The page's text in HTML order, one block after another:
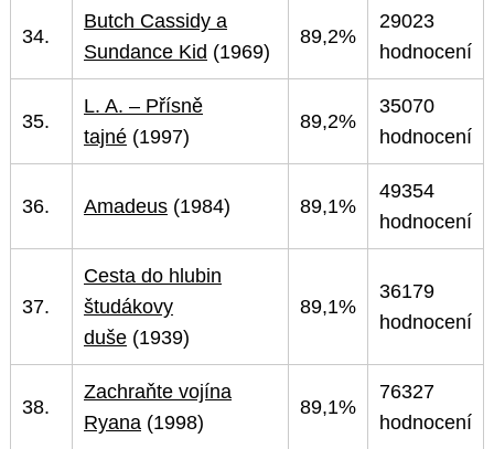
34.
Butch Cassidy a
Sundance Kid (1969)
89,2%
29023
hodnocení
35.
L. A. – Přísně
tajné (1997)
89,2%
35070
hodnocení
36. Amadeus (1984) 89,1%
49354
hodnocení
37.
Cesta do hlubin
študákovy
duše (1939)
89,1%
36179
hodnocení
38.
Zachraňte vojína
Ryana (1998)
89,1%
76327
hodnocení